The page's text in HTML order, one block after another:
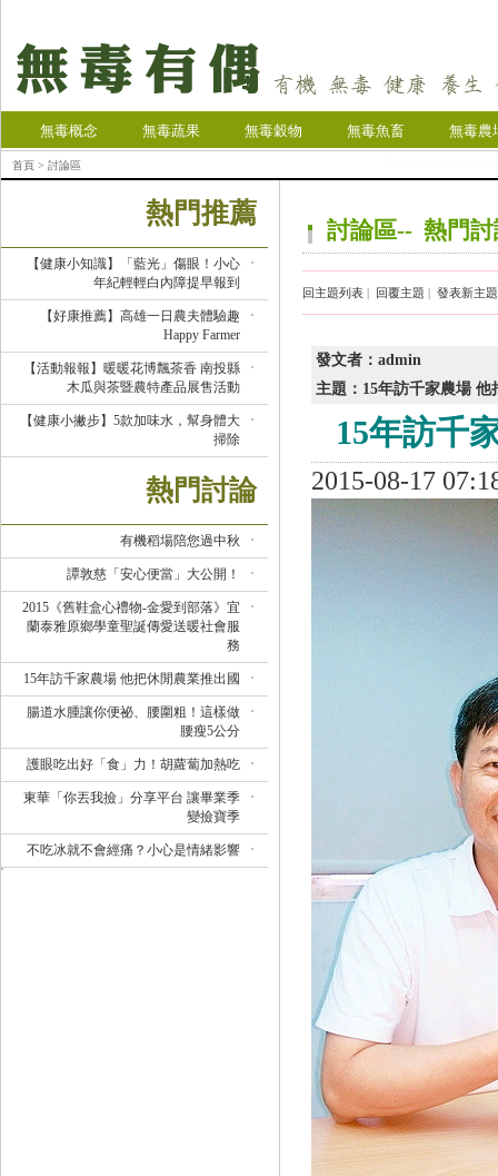
無毒概念 無毒蔬果 無毒穀物 無毒魚畜 無毒農
首頁 > 討論區
熱門推薦
【健康小知識】「藍光」傷眼！小心
年紀輕輕白內障提早報到
【好康推薦】高雄一日農夫體驗趣
Happy Farmer
【活動報報】暖暖花博飄茶香 南投縣
木瓜與茶暨農特產品展售活動
【健康小撇步】5款加味水，幫身體大
掃除
熱門討論
有機稻場陪您過中秋
譚敦慈「安心便當」大公開！
2015《舊鞋盒心禮物-金愛到部落》宜
蘭泰雅原鄉學童聖誕傳愛送暖社會服
務
15年訪千家農場 他把休閒農業推出國
腸道水腫讓你便祕、腰圍粗！這樣做
腰瘦5公分
護眼吃出好「食」力！胡蘿蔔加熱吃
東華「你丟我撿」分享平台 讓畢業季
變撿寶季
不吃冰就不會經痛？小心是情緒影響
討論區-- 熱門討
回主題列表 | 回覆主題 | 發表新主題
發文者：admin
主題：15年訪千家農場 他
15年訪千
2015-08-17